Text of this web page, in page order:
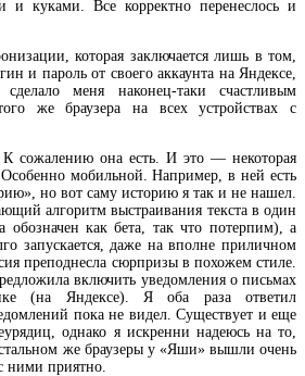
и куками. Все корректно перенеслось и
которая заключается лишь в том,
и пароль от своего аккаунта на Яндексе,
меня наконец-таки счастливым
же браузера на всех устройствах с
сожалению она есть. И это — некоторая
мобильной. Например, в ней есть
но вот саму историю я так и не нашел.
алгоритм выстраивания текста в один
обозначен как бета, так что потерпим), а
запускается, даже на вполне приличном
преподнесла сюрпризы в похожем стиле.
включить уведомления о письмах
(на Яндексе). Я оба раза ответил
пока не видел. Существует и еще
однако я искренни надеюсь на то,
же браузеры у «Яши» вышли очень
ними приятно.